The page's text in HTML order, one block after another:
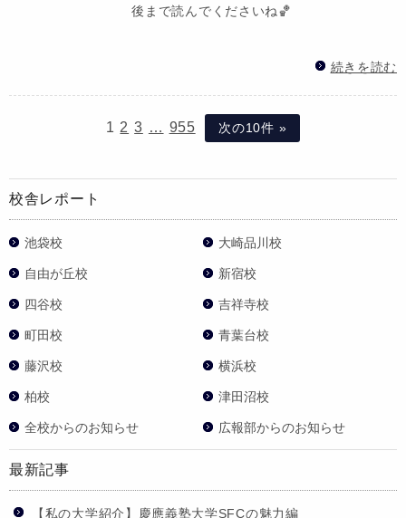
後まで読んでくださいね🏀
続きを読む
1 2 3 … 955 次の10件 »
校舎レポート
池袋校 大崎品川校
自由が丘校 新宿校
四谷校 吉祥寺校
町田校 青葉台校
藤沢校 横浜校
柏校 津田沼校
全校からのお知らせ 広報部からのお知らせ
最新記事
【私の大学紹介】慶應義塾大学SFCの魅力編